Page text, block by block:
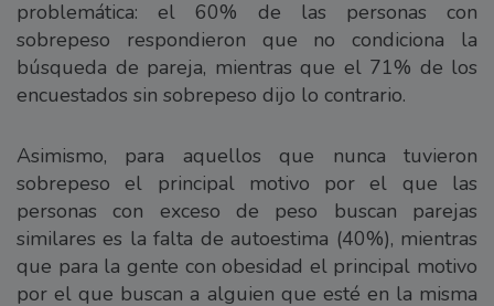
problemática: el 60% de las personas con
sobrepeso respondieron que no condiciona la
búsqueda de pareja, mientras que el 71% de los
encuestados sin sobrepeso dijo lo contrario.
Asimismo, para aquellos que nunca tuvieron
sobrepeso el principal motivo por el que las
personas con exceso de peso buscan parejas
similares es la falta de autoestima (40%), mientras
que para la gente con obesidad el principal motivo
por el que buscan a alguien que esté en la misma